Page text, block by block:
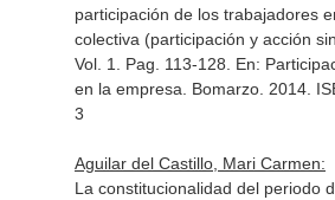
participación de los trabajadores
colectiva (participación y acción
Vol. 1. Pag. 113-128. En:
en la empresa . Bomarzo. 2014.
3
Aguilar del Castillo, Mari Carmen:
La constitucionalidad del periodo